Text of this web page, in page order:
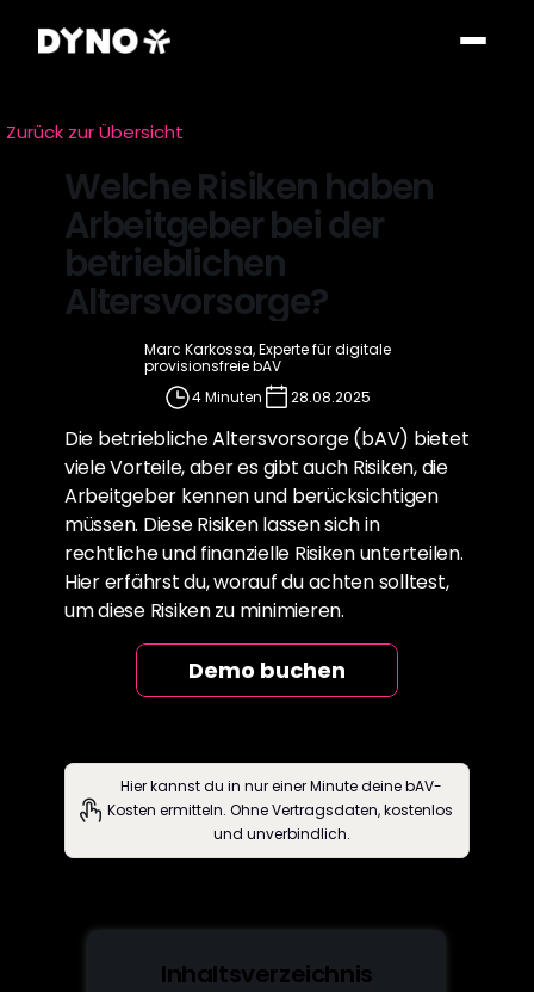
Zurück zur Übersicht
Welche Risiken haben
Arbeitgeber bei der
betrieblichen
Altersvorsorge?
4 Minuten 28.08.2025
Marc Karkossa, Experte für digitale
provisionsfreie bAV
Die betriebliche Altersvorsorge (bAV) bietet
viele Vorteile, aber es gibt auch Risiken, die
Arbeitgeber kennen und berücksichtigen
müssen. Diese Risiken lassen sich in
rechtliche und finanzielle Risiken unterteilen.
Hier erfährst du, worauf du achten solltest,
um diese Risiken zu minimieren.
Demo buchen
Hier kannst du in nur einer Minute deine bAV-
Kosten ermitteln. Ohne Vertragsdaten, kostenlos
und unverbindlich.
Inhaltsverzeichnis